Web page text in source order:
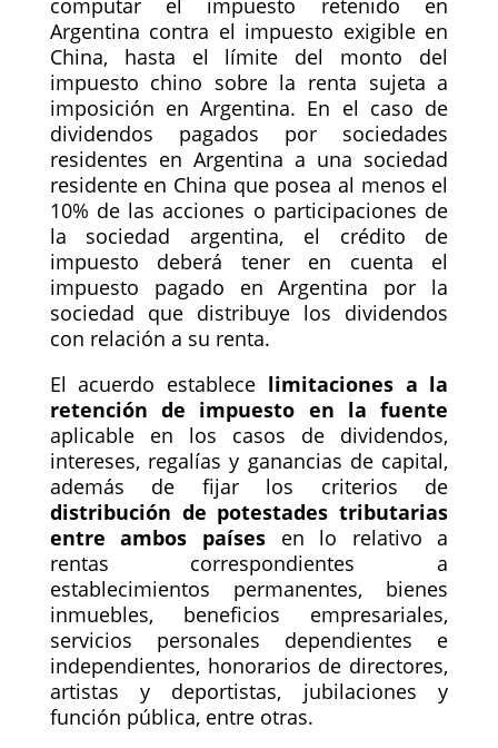
computar el impuesto retenido en
Argentina contra el impuesto exigible en
China, hasta el límite del monto del
impuesto chino sobre la renta sujeta a
imposición en Argentina. En el caso de
dividendos pagados por sociedades
residentes en Argentina a una sociedad
residente en China que posea al menos el
10% de las acciones o participaciones de
la sociedad argentina, el crédito de
impuesto deberá tener en cuenta el
impuesto pagado en Argentina por la
sociedad que distribuye los dividendos
con relación a su renta.
El acuerdo establece limitaciones a la
retención de impuesto en la fuente
aplicable en los casos de dividendos,
intereses, regalías y ganancias de capital,
además de fijar los criterios de
distribución de potestades tributarias
entre ambos paísesen lo relativo a
rentas correspondientes a
establecimientos permanentes, bienes
inmuebles, beneficios empresariales,
servicios personales dependientes e
independientes, honorarios de directores,
artistas y deportistas, jubilaciones y
función pública, entre otras.